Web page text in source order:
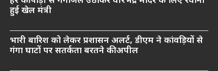
हुई खेल मंत्री
भारी बारिश को लेकर प्रशासन अलर्ट, डीएम ने कांवड़ियों से
गंगा घाटों पर सतर्कता बरतने की अपील